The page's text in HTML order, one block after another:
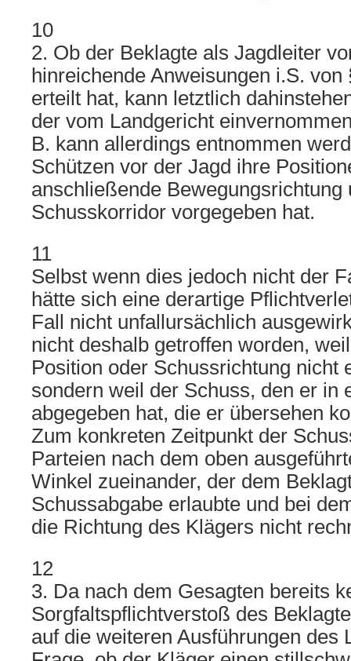
10
2. Ob der Beklagte als Jagdleiter
hinreichende Anweisungen i.S.
erteilt hat, kann letztlich
der vom Landgericht
B. kann allerdings entnommen
Schützen vor der Jagd ihre
anschließende Bewegungsrichtung
Schusskorridor vorgegeben hat.
11
Selbst wenn dies jedoch nicht der
hätte sich eine derartige
Fall nicht unfallursächlich
nicht deshalb getroffen worden,
Position oder Schussrichtung nicht
sondern weil der Schuss, den er in
abgegeben hat, die er übersehen
Zum konkreten Zeitpunkt der
Parteien nach dem oben
Winkel zueinander, der dem
Schussabgabe erlaubte und bei
die Richtung des Klägers nicht
12
3. Da nach dem Gesagten bereits
Sorgfaltspflichtverstoß des
auf die weiteren Ausführungen des